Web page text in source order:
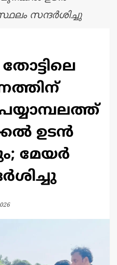
സന്ദർശിച്ചു
തോട്ടിലെ
ഉടൻ
മേയർ